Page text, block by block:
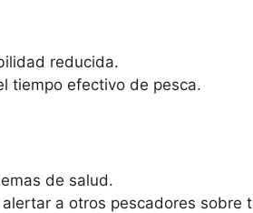
reducida.
tiempo efectivo de pesca.
de salud.
a otros pescadores sobre